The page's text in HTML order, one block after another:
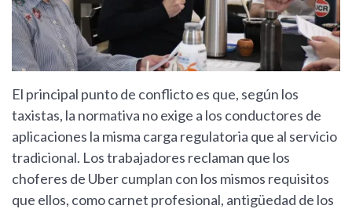
El principal punto de conflicto es que, según los
taxistas, la normativa no exige a los conductores de
aplicaciones la misma carga regulatoria que al servicio
tradicional. Los trabajadores reclaman que los
choferes de Uber cumplan con los mismos requisitos
que ellos, como carnet profesional, antigüedad de los